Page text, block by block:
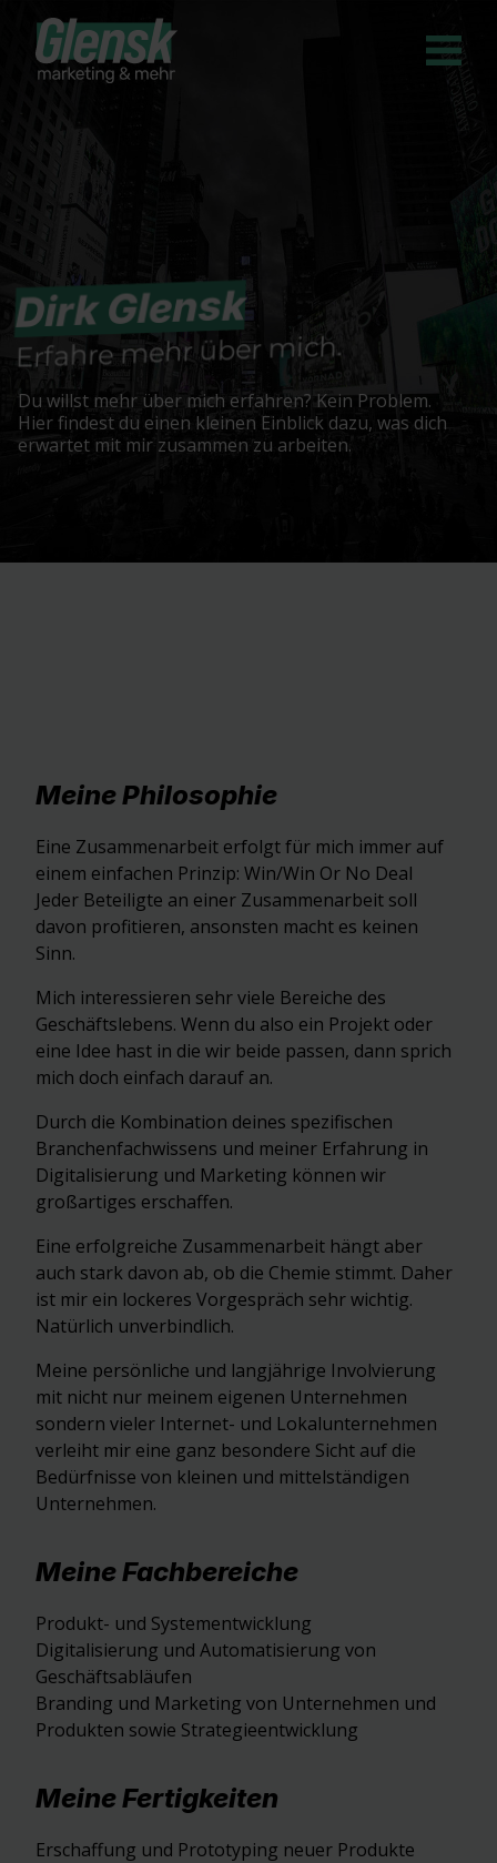
Dirk Glensk
Erfahre mehr über mich.
Du willst mehr über mich erfahren? Kein Problem.
Hier findest du einen kleinen Einblick dazu, was dich
erwartet mit mir zusammen zu arbeiten.
Meine Philosophie
Eine Zusammenarbeit erfolgt für mich immer auf
einem einfachen Prinzip: Win/Win Or No Deal
Jeder Beteiligte an einer Zusammenarbeit soll
davon profitieren, ansonsten macht es keinen
Sinn.
Mich interessieren sehr viele Bereiche des
Geschäftslebens. Wenn du also ein Projekt oder
eine Idee hast in die wir beide passen, dann sprich
mich doch einfach darauf an.
Durch die Kombination deines spezifischen
Branchenfachwissens und meiner Erfahrung in
Digitalisierung und Marketing können wir
großartiges erschaffen.
Eine erfolgreiche Zusammenarbeit hängt aber
auch stark davon ab, ob die Chemie stimmt. Daher
ist mir ein lockeres Vorgespräch sehr wichtig.
Natürlich unverbindlich.
Meine persönliche und langjährige Involvierung
mit nicht nur meinem eigenen Unternehmen
sondern vieler Internet- und Lokalunternehmen
verleiht mir eine ganz besondere Sicht auf die
Bedürfnisse von kleinen und mittelständigen
Unternehmen.
Meine Fachbereiche
Produkt- und Systementwicklung
Digitalisierung und Automatisierung von
Geschäftsabläufen
Branding und Marketing von Unternehmen und
Produkten sowie Strategieentwicklung
Meine Fertigkeiten
Erschaffung und Prototyping neuer Produkte